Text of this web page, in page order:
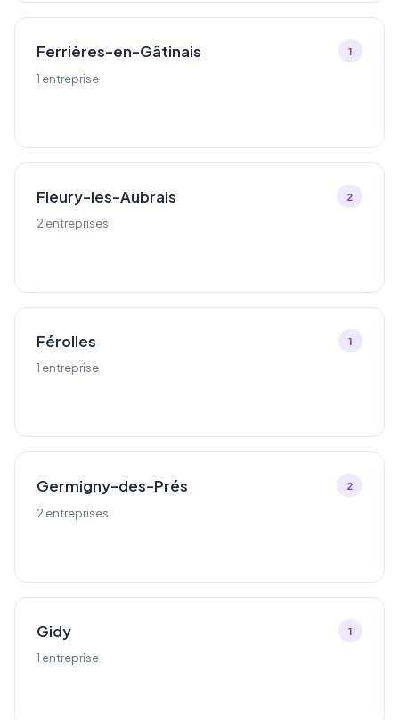
Ferrières-en-Gâtinais
1 entreprise
1
Fleury-les-Aubrais
2 entreprises
2
Férolles
1 entreprise
1
Germigny-des-Prés
2 entreprises
2
Gidy
1 entreprise
1